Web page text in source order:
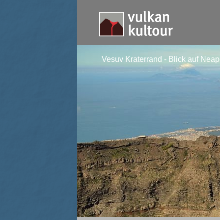
Vesuv Kraterrand - Blick auf